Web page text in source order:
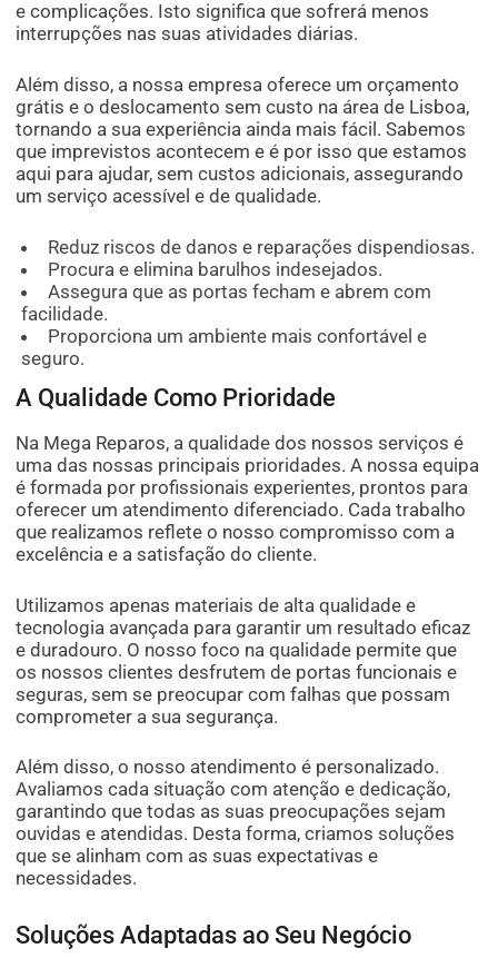
e complicações. Isto significa que sofrerá menos
interrupções nas suas atividades diárias.
Além disso, a nossa empresa oferece um orçamento
grátis e o deslocamento sem custo na área de Lisboa,
tornando a sua experiência ainda mais fácil. Sabemos
que imprevistos acontecem e é por isso que estamos
aqui para ajudar, sem custos adicionais, assegurando
um serviço acessível e de qualidade.
Reduz riscos de danos e reparações dispendiosas.
Procura e elimina barulhos indesejados.
Assegura que as portas fecham e abrem com
facilidade.
Proporciona um ambiente mais confortável e
seguro.
A Qualidade Como Prioridade
Na Mega Reparos, a qualidade dos nossos serviços é
uma das nossas principais prioridades. A nossa equipa
é formada por profissionais experientes, prontos para
oferecer um atendimento diferenciado. Cada trabalho
que realizamos reflete o nosso compromisso com a
excelência e a satisfação do cliente.
Utilizamos apenas materiais de alta qualidade e
tecnologia avançada para garantir um resultado eficaz
e duradouro. O nosso foco na qualidade permite que
os nossos clientes desfrutem de portas funcionais e
seguras, sem se preocupar com falhas que possam
comprometer a sua segurança.
Além disso, o nosso atendimento é personalizado.
Avaliamos cada situação com atenção e dedicação,
garantindo que todas as suas preocupações sejam
ouvidas e atendidas. Desta forma, criamos soluções
que se alinham com as suas expectativas e
necessidades.
Soluções Adaptadas ao Seu Negócio